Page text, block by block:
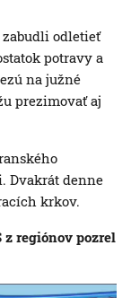
odletieť
potravy a
na južné
prezimovať aj
Dvakrát denne
krkov.
z regiónov pozrel